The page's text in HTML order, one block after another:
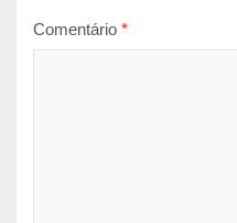
Comentário *